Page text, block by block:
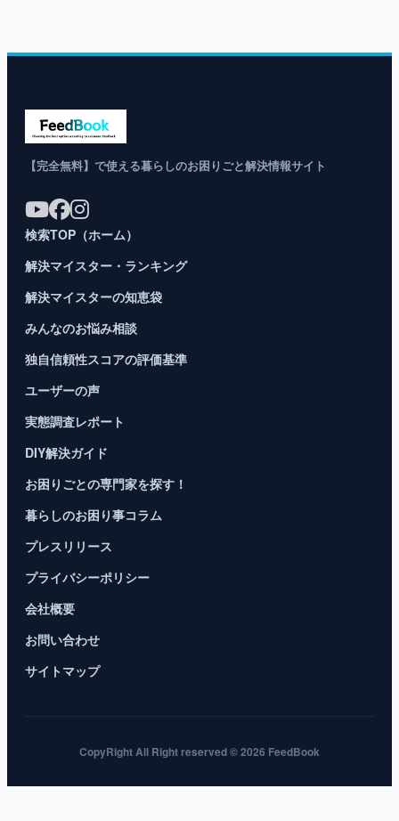
【完全無料】で使える暮らしのお困りごと解決情報サイト
検索TOP（ホーム）
解決マイスター・ランキング
解決マイスターの知恵袋
みんなのお悩み相談
独自信頼性スコアの評価基準
ユーザーの声
実態調査レポート
DIY解決ガイド
お困りごとの専門家を探す！
暮らしのお困り事コラム
プレスリリース
プライバシーポリシー
会社概要
お問い合わせ
サイトマップ
CopyRight All Right reserved © 2026 FeedBook